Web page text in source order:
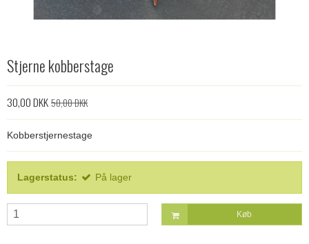
Stjerne kobberstage
30,00 DKK50,00 DKK
Kobberstjernestage
Lagerstatus: På lager
Køb